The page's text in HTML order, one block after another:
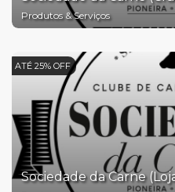
Produtos & Serviços
ATÉ 25% OFF
Sociedade da Carne